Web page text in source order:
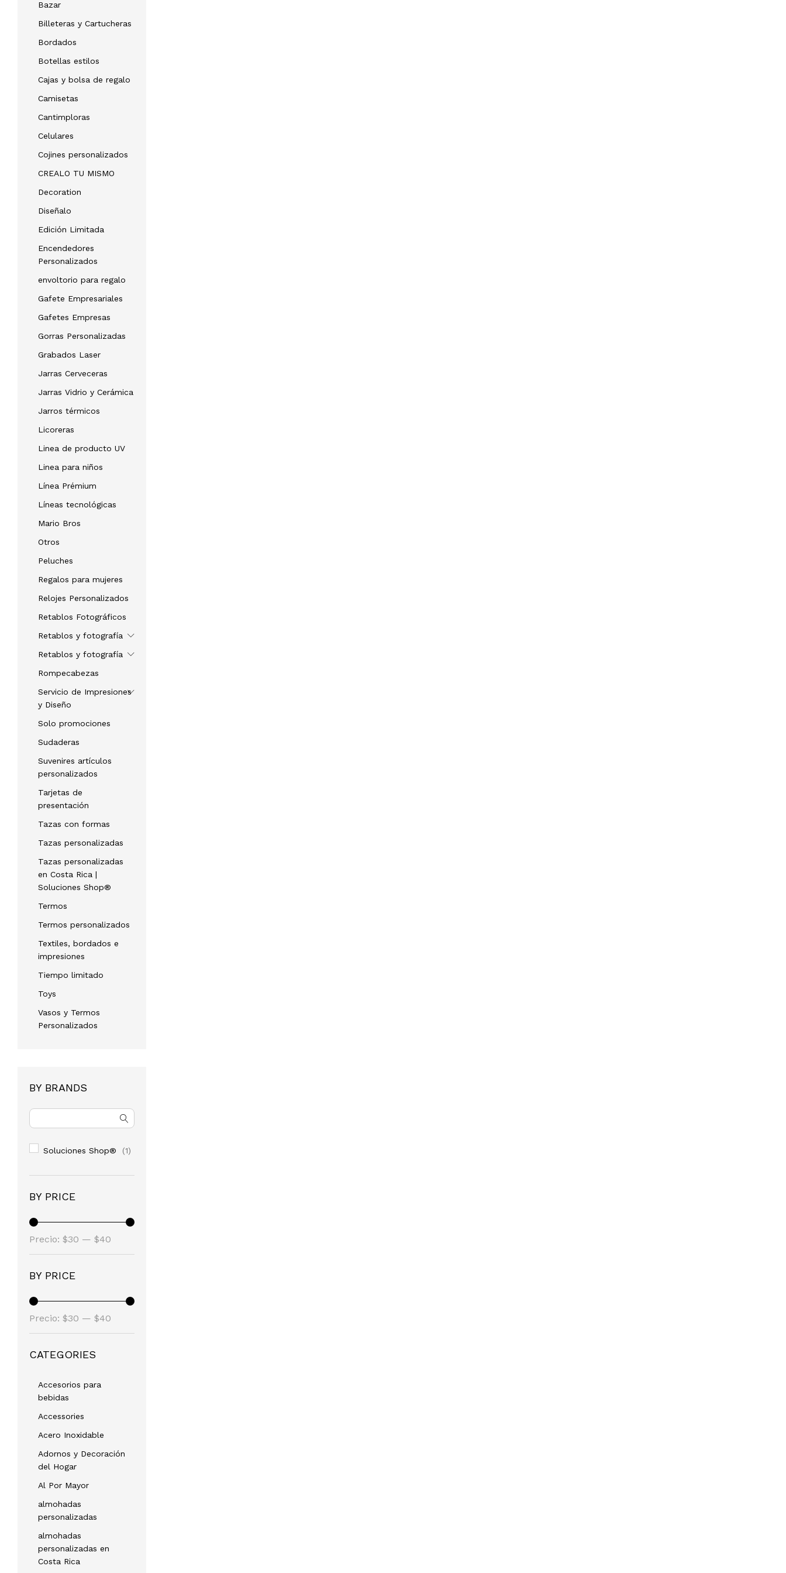
Bazar
Billeteras y Cartucheras
Bordados
Botellas estilos
Cajas y bolsa de regalo
Camisetas
Cantimploras
Celulares
Cojines personalizados
CREALO TU MISMO
Decoration
Diseñalo
Edición Limitada
Encendedores
Personalizados
envoltorio para regalo
Gafete Empresariales
Gafetes Empresas
Gorras Personalizadas
Grabados Laser
Jarras Cerveceras
Jarras Vidrio y Cerámica
Jarros térmicos
Licoreras
Linea de producto UV
Linea para niños
Línea Prémium
Líneas tecnológicas
Mario Bros
Otros
Peluches
Regalos para mujeres
Relojes Personalizados
Retablos Fotográficos
Retablos y fotografía
Retablos y fotografía
Rompecabezas
Servicio de Impresiones
y Diseño
Solo promociones
Sudaderas
Suvenires artículos
personalizados
Tarjetas de
presentación
Tazas con formas
Tazas personalizadas
Tazas personalizadas
en Costa Rica |
Soluciones Shop®
Termos
Termos personalizados
Textiles, bordados e
impresiones
Tiempo limitado
Toys
Vasos y Termos
Personalizados
BY BRANDS
Soluciones Shop® (1)
BY PRICE
mínimo
máximo
Precio: $30 — $40
BY PRICE
mínimo
máximo
Precio: $30 — $40
CATEGORIES
Accesorios para
bebidas
Accessories
Acero Inoxidable
Adornos y Decoración
del Hogar
Al Por Mayor
almohadas
personalizadas
almohadas
personalizadas en
Costa Rica